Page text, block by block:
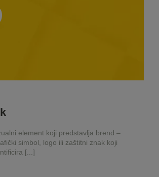
element koji predstavlja brend –
simbol, logo ili zaštitni znak koji
[...]